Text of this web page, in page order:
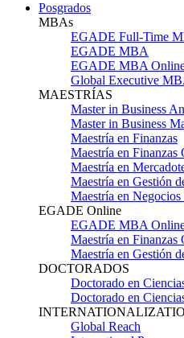
Posgrados
MBAs
EGADE Full-Time
EGADE MBA
EGADE MBA
Global Executive
MAESTRÍAS
Master in Business
Master in Business
Maestría en Finanzas
Maestría en Finanzas
Maestría en
Maestría en Gestión
Maestría en Negocios
EGADE Online
EGADE MBA
Maestría en Finanzas
Maestría en Gestión
DOCTORADOS
Doctorado en
Doctorado en
Global Reach